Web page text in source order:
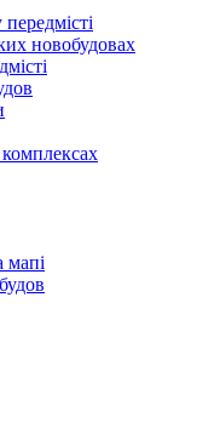
новобудовах
мапі